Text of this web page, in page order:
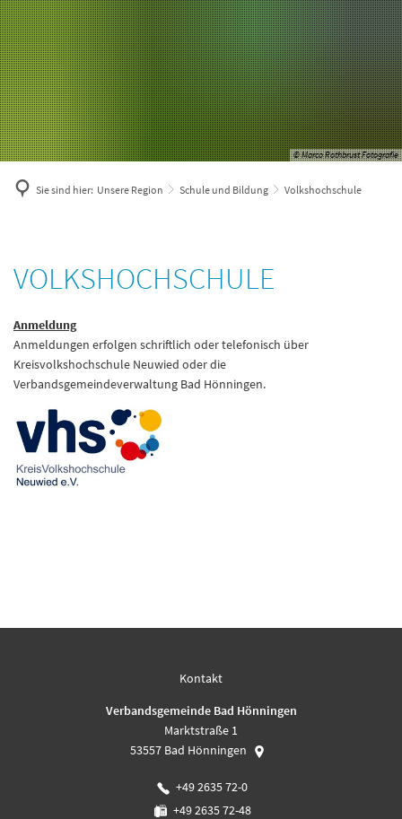
© Marco Rothbrust Fotografie
Sie sind hier: Unsere Region Schule und Bildung Volkshochschule
Volkshochschule
VOLKSHOCHSCHULE
Anmeldung
Anmeldungen erfolgen schriftlich oder telefonisch über
Kreisvolkshochschule Neuwied oder die
Verbandsgemeindeverwaltung Bad Hönningen.
Kontakt
Verbandsgemeinde Bad Hönningen
Marktstraße 1
53557 Bad Hönningen
+49 2635 72-0
+49 2635 72-48